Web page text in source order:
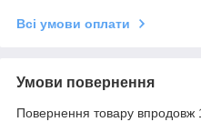
Всі умови оплати
Умови повернення
Повернення товару впродовж